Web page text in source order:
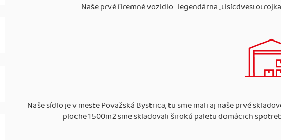
Naše prvé firemné vozidlo- legendárna
Naše sídlo je v meste Považská Bystrica, tu sme mali aj naše prvé
ploche 1500m2 sme skladovali širokú paletu domácich